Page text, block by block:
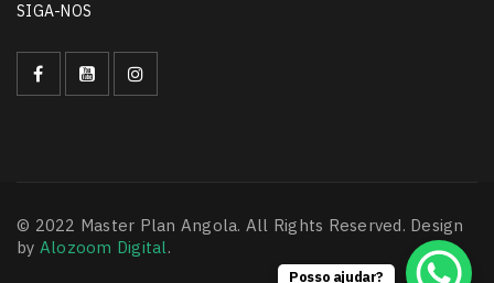
SIGA-NOS
© 2022 Master Plan Angola. All Rights Reserved. Design
by Alozoom Digital.
Posso ajudar?